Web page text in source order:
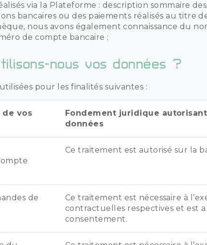
via la Plateforme : description sommaire
bancaires ou des paiements réalisés au titre
nous avons également connaissance du
de compte bancaire ;
nous vos données ?
pour les finalités suivantes :
de vos
Fondement juridique
données
Ce traitement est autorisé sur la
de
Ce traitement est nécessaire à
contractuelles respectives et est
consentement.